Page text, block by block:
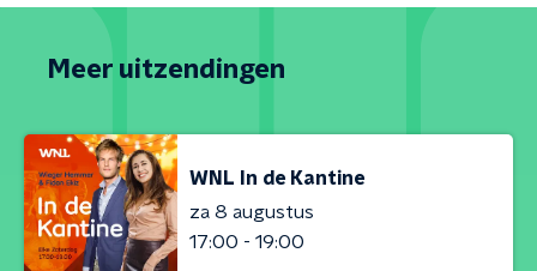
Meer uitzendingen
WNL In de Kantine
za 8 augustus
17:00 - 19:00